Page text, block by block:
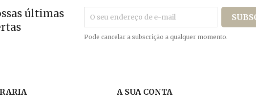
últimas
Pode cancelar a subscrição a qualquer momento.
A SUA CONTA